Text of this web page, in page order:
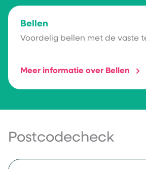
Bellen
Voordelig bellen met de vaste
Meer informatie over Bellen
Postcodecheck